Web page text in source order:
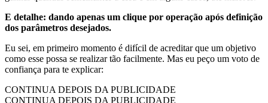
E detalhe: dando apenas um clique por operação após definição
dos parâmetros desejados.
Eu sei, em primeiro momento é difícil de acreditar que um objetivo
como esse possa se realizar tão facilmente. Mas eu peço um voto de
confiança para te explicar:
CONTINUA DEPOIS DA PUBLICIDADE
CONTINUA DEPOIS DA PUBLICIDADE